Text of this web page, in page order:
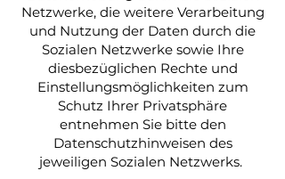
Netzwerke, die weitere Verarbeitung
und Nutzung der Daten durch die
Sozialen Netzwerke sowie Ihre
diesbezüglichen Rechte und
Einstellungsmöglichkeiten zum
Schutz Ihrer Privatsphäre
entnehmen Sie bitte den
Datenschutzhinweisen des
jeweiligen Sozialen Netzwerks.